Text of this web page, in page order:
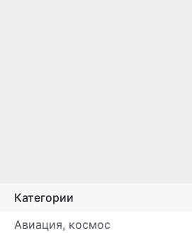
Категории
Авиация, космос